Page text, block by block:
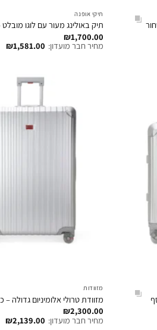
תיקי אופנה
תיק באולינג מעור עם לוגו
₪1,700.00
מחיר חבר מועדון:
₪1,581.00
מזוודות
מזוודת טרולי אלומיניום גדולה –
₪2,300.00
מחיר חבר מועדון:
₪2,139.00